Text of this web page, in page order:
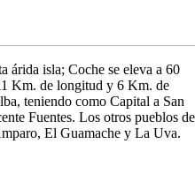
árida isla; Coche se eleva a 60
Km. de longitud y 6 Km. de
teniendo como Capital a San
Fuentes. Los otros pueblos de
El Guamache y La Uva.